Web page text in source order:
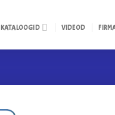
KATALOOGID VIDEOD